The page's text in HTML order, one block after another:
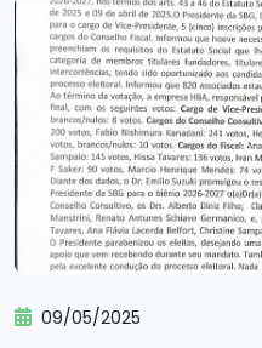
09/05/2025